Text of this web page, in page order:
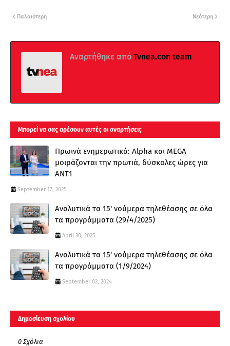
Νεότερη
Παλαιότερη
Αναρτήθηκε από Tvnea.con team
Μπορεί να σας αρέσουν αυτές οι αναρτήσεις
Πρωινά ενημερωτικά: Alpha και MEGA
μοιράζονται την πρωτιά, δύσκολες ώρες για
ΑΝΤ1
September 17, 2025
Αναλυτικά τα 15' νούμερα τηλεθέασης σε όλα
τα προγράμματα (29/4/2025)
April 30, 2025
Αναλυτικά τα 15' νούμερα τηλεθέασης σε όλα
τα προγράμματα (1/9/2024)
September 02, 2024
Δημοσίευση σχολίου
0 Σχόλια